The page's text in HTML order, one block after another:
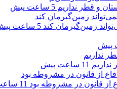
و قطر نداریم 5 ساعت پیش
زمین‌گیرمان کند 5 ساعت پیش
11 ساعت پیش
از قانون در مشروطه بود 11 ساعت پیش